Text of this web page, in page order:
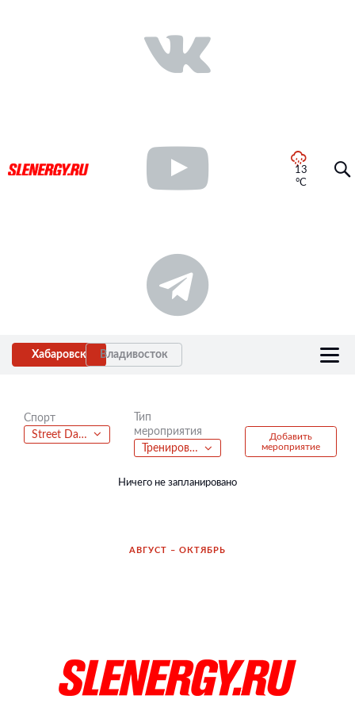
13
°C
Хабаровск Владивосток
Спорт
Street Dance
Тип
мероприятия
Тренировка
Добавить
мероприятие
Ничего не запланировано
АВГУСТ – ОКТЯБРЬ